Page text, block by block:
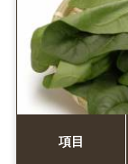
項目